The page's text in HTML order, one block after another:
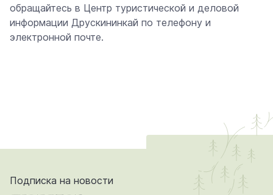
обращайтесь в Центр туристической и деловой
информации Друскининкай по телефону и
электронной почте.
Подписка на новости